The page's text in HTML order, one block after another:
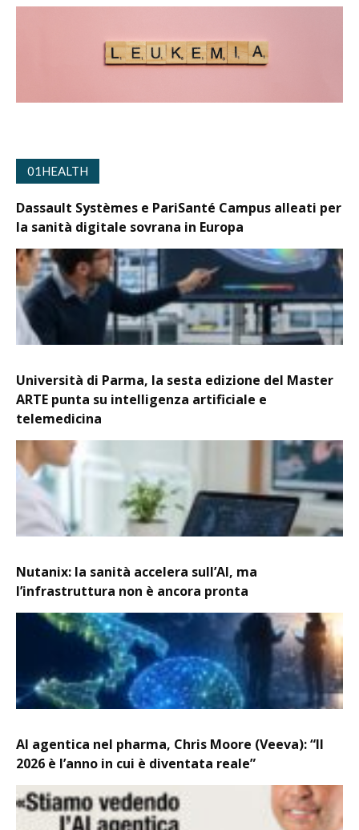
01HEALTH
Dassault Systèmes e PariSanté Campus alleati per
la sanità digitale sovrana in Europa
Università di Parma, la sesta edizione del Master
ARTE punta su intelligenza artificiale e
telemedicina
Nutanix: la sanità accelera sull’AI, ma
l’infrastruttura non è ancora pronta
AI agentica nel pharma, Chris Moore (Veeva): “Il
2026 è l’anno in cui è diventata reale”